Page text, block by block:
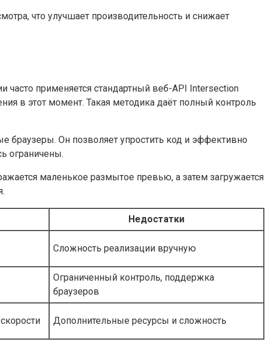
что улучшает производительность и снижает
часто применяется стандартный веб-API Intersection
в этот момент. Такая методика даёт полный контроль
браузеры. Он позволяет упростить код и эффективно
ограничены.
маленькое размытое превью, а затем загружается
Недостатки
Сложность реализации вручную
Ограниченный контроль, поддержка
браузеров
Дополнительные ресурсы и сложность